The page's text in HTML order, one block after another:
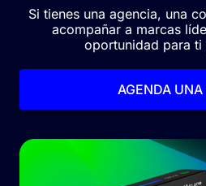
Si tienes una agencia, una
acompañar a marcas
oportunidad para ti
AGENDA